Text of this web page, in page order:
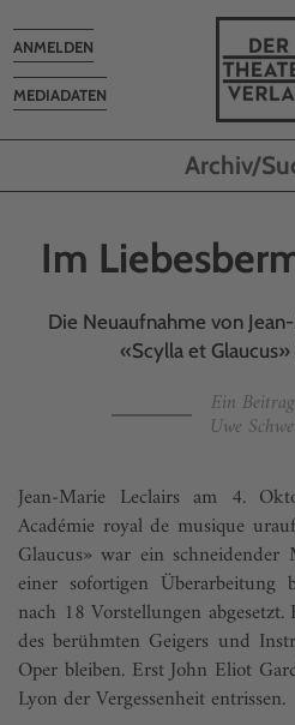
MEDIADATEN
Toggle
navigation
ANMELDEN
Archiv/
Im
Die Neuaufnahme von
«Scylla et
Ein
Uwe
Jean-Marie Leclairs am 4.
Académie royal de musique
Glaucus» war ein
einer sofortigen Überarbeitung
nach 18 Vorstellungen
des berühmten Geigers und
Oper bleiben. Erst John Eliot
Lyon der Vergessenheit entrissen.